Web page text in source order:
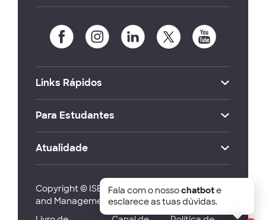
Links Rápidos
Para Estudantes
Atualidade
Copyright © ISEG Lisbon School of Economics
and Management 2026
Fala com o nossochatbote
esclarece as tuas dúvidas.